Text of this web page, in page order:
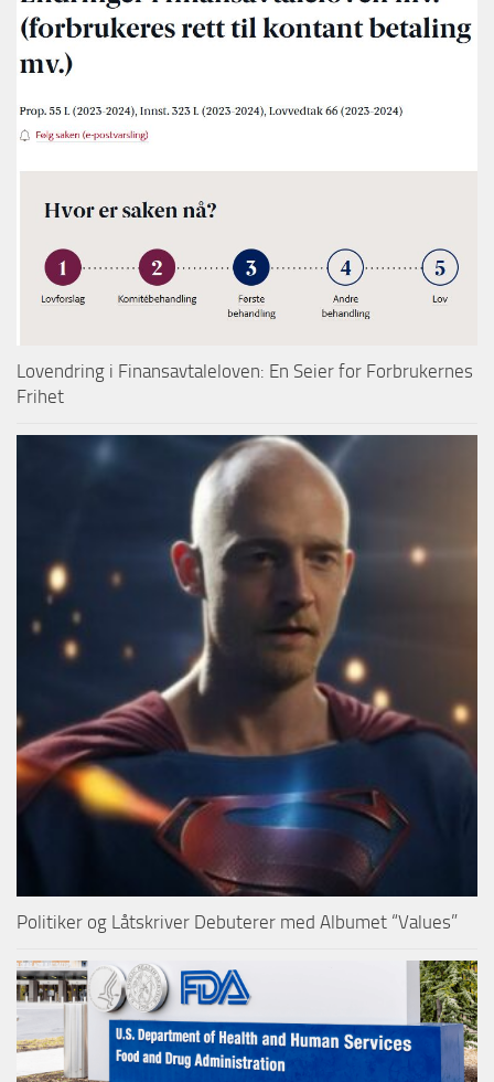
Lovendring i Finansavtaleloven: En Seier for Forbrukernes
Frihet
Politiker og Låtskriver Debuterer med Albumet “Values”